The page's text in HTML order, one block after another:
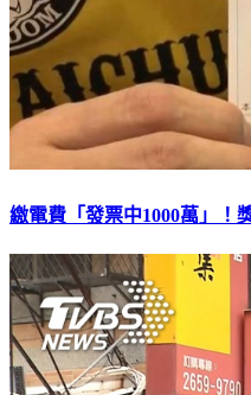
繳電費「發票中1000萬」